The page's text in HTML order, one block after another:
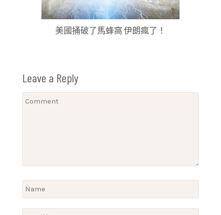
美國捅破了馬蜂窩 伊朗瘋了！
Leave a Reply